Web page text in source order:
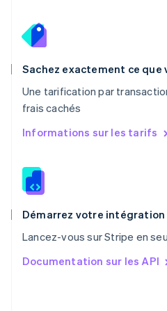
Sachez exactement ce que
Une tarification par
frais cachés
Informations sur les tarifs
Démarrez votre intégration
Lancez-vous sur Stripe en
Documentation sur les API
Pays-Bas
Nederlands
English
PortuguêsEnglish
RAS de Hong Kong, Chine
English
Roumanie
Royaume-Uni
English
English简体中文
English